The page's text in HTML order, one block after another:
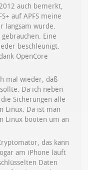
auch bemerkt,
auf APFS meine
langsam wurde.
Eine
beschleunigt.
OpenCore
mal wieder, daß
Da ich neben
Sicherungen alle
Linux. Da ist man
Linux booten um an
das kann
am iPhone läuft
Daten